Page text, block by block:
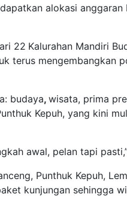
alokasi anggaran
22 Kalurahan Mandiri
terus mengembangkan
budaya, wisata, prima
Kepuh, yang kini
awal, pelan tapi
Punthuk Kepuh,
kunjungan sehingga